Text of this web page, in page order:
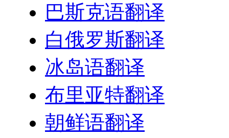
巴斯克语翻译
白俄罗斯翻译
冰岛语翻译
布里亚特翻译
朝鲜语翻译